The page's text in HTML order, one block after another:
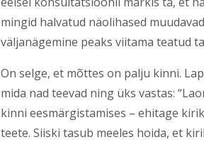
mingid halvatud näolihased
väljanägemine peaks viitama teatud
On selge, et mõttes on palju kinni.
mida nad teevad ning üks vastas:
kinni eesmärgistamises – ehitage
teete. Siiski tasub meeles hoida, et